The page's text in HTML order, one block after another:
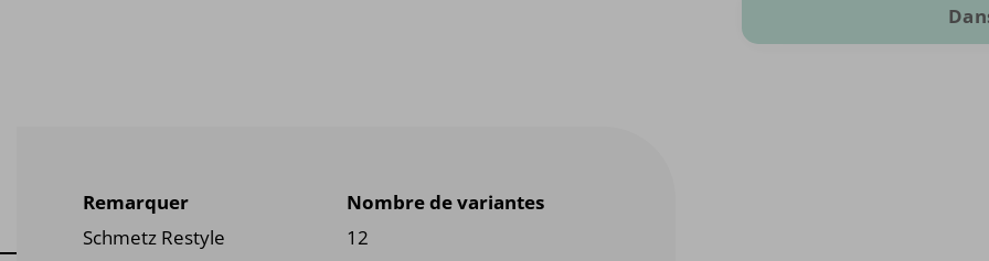
Remarquer
Schmetz Restyle
Nombre de variantes
12